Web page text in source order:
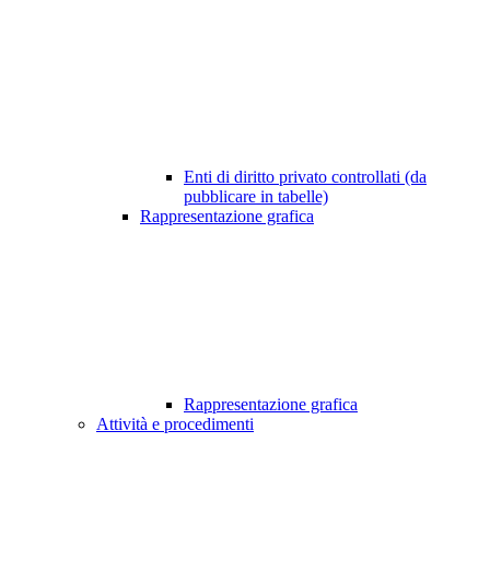
Enti di diritto privato controllati (da
pubblicare in tabelle)
Rappresentazione grafica
Rappresentazione grafica
Attività e procedimenti